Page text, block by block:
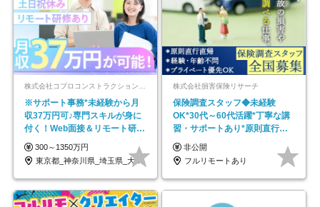
※サポート事務*未経験から月
収37万円可♪専門スキルが身に
付く！Web面接＆リモート研修
も充実♪/a
300～1350万円
東京都_神奈川県_埼玉県_大阪府_愛知県…
株式会社損害保険リサーチ
保険調査スタッフ◆未経験
OK*30代～60代活躍*丁寧な講
習・サポートあり*原則直行直
帰／全国募集・業務委託
非公開
フルリモートあり